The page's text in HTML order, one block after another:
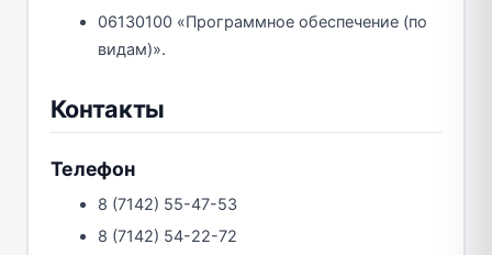
06130100 «Программное обеспечение (по
видам)».
Контакты
Телефон
8 (7142) 55-47-53
8 (7142) 54-22-72